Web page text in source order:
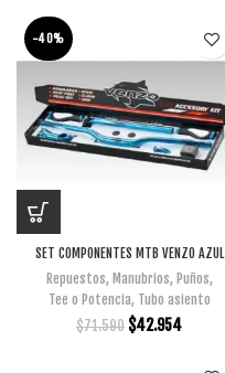
-40%
SET COMPONENTES MTB VENZO AZUL
Repuestos, Manubrios, Puños,
Tee o Potencia, Tubo asiento
$71.590 $42.954